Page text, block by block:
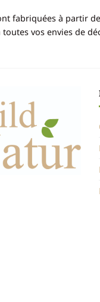
fabriquées à partir
toutes vos envies de